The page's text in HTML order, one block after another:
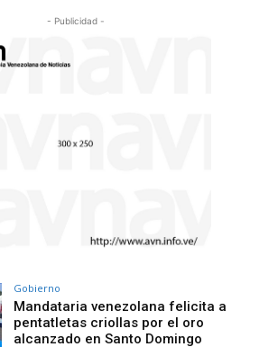
- Publicidad -
Gobierno
Mandataria venezolana felicita a
pentatletas criollas por el oro
alcanzado en Santo Domingo